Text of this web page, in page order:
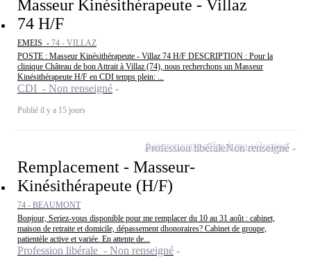
Masseur Kinésithérapeute - Villaz
74 H/F
EMEIS - 74 - VILLAZ
POSTE : Masseur Kinésithérapeute - Villaz 74 H/F DESCRIPTION : Pour la
clinique Château de bon Attrait à Villaz (74), nous recherchons un Masseur
Kinésithérapeute H/F en CDI temps plein: ...
CDI - Non renseigné
Publié il y a 15 jours
Remplacement - Masseur-
Kinésithérapeute (H/F)
74 - BEAUMONT
Bonjour, Seriez-vous disponible pour me remplacer du 10 au 31 août : cabinet,
maison de retraite et domicile, dépassement dhonoraires? Cabinet de groupe,
patientèle active et variée. En attente de...
Profession libérale - Non renseigné
Profession libéraleNon renseigné
Ajouter cette offre à ma sélection